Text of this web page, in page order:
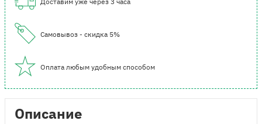
Самовывоз - скидка 5%
Оплата любым удобным способом
Описание